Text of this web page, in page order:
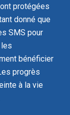
protégées
donné que
SMS pour
bénéficier
progrès
à la vie